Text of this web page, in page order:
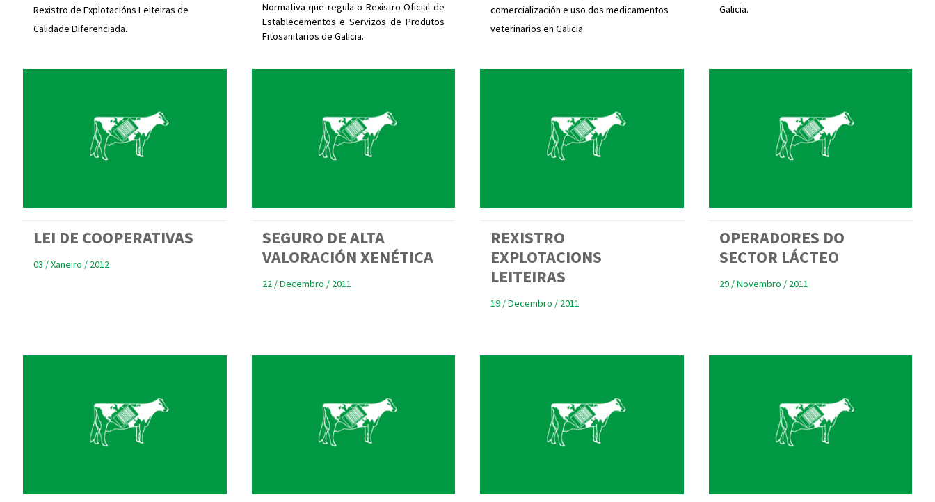
Rexistro de Explotacións Leiteiras de
Calidade Diferenciada.
Normativa que regula o Rexistro Oficial de
Establecementos e Servizos de Produtos
Fitosanitarios de Galicia.
comercialización e uso dos medicamentos
veterinarios en Galicia.
Galicia.
LEI DE COOPERATIVAS
03 / Xaneiro / 2012
SEGURO DE ALTA
VALORACIÓN XENÉTICA
22 / Decembro / 2011
REXISTRO
EXPLOTACIONS
LEITEIRAS
19 / Decembro / 2011
OPERADORES DO
SECTOR LÁCTEO
29 / Novembro / 2011